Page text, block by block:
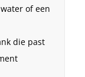
of een
die past